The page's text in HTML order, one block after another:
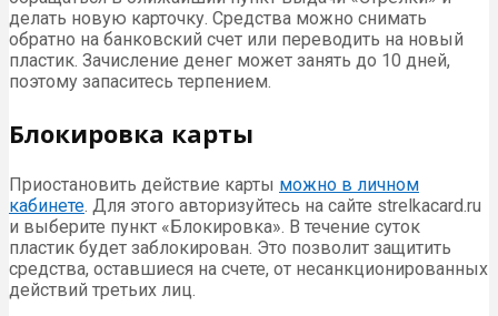
делать новую карточку. Средства можно снимать
обратно на банковский счет или переводить на новый
пластик. Зачисление денег может занять до 10 дней,
поэтому запаситесь терпением.
Блокировка карты
Приостановить действие карты можно в личном
кабинете . Для этого авторизуйтесь на сайте strelkacard.ru
и выберите пункт «Блокировка». В течение суток
пластик будет заблокирован. Это позволит защитить
средства, оставшиеся на счете, от несанкционированных
действий третьих лиц.